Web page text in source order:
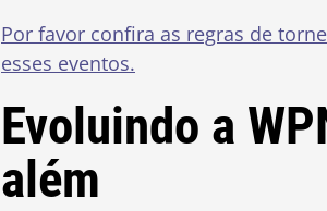
Por favor confira as regras de
esses eventos.
Evoluindo a
além